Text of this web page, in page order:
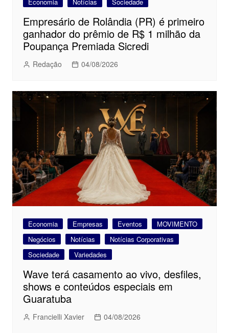
Empresário de Rolândia (PR) é primeiro
ganhador do prêmio de R$ 1 milhão da
Poupança Premiada Sicredi
Redação 04/08/2026
Economia Empresas Eventos
MOVIMENTO
Negócios
Notícias
Notícias Corporativas
Sociedade
Variedades
Wave terá casamento ao vivo, desfiles,
shows e conteúdos especiais em
Guaratuba
Francielli Xavier 04/08/2026